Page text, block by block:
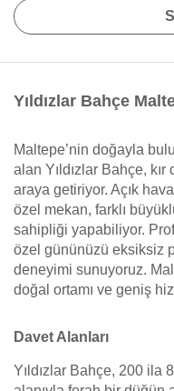
Yıldızlar Bahçe
Maltepe’nin doğayla
alan Yıldızlar Bahçe,
araya getiriyor. Açık
özel mekan, farklı
sahipliği yapabiliyor.
özel gününüzü eksiksiz
deneyimi sunuyoruz.
doğal ortamı ve geniş
Davet Alanları
Yıldızlar Bahçe, 200 ila